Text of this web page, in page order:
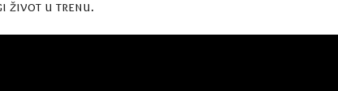
život u trenu.